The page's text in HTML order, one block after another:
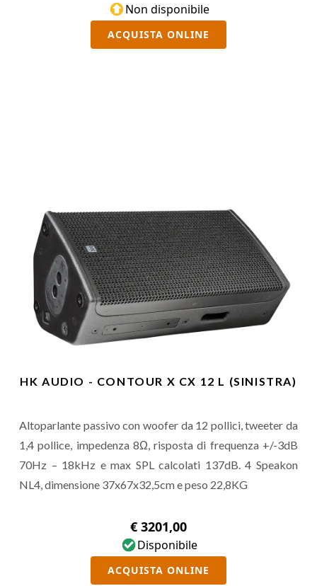
Non disponibile
ACQUISTA ONLINE
HK AUDIO - CONTOUR X CX 12 L (SINISTRA)
Altoparlante passivo con woofer da 12 pollici, tweeter da
1,4 pollice, impedenza 8Ω, risposta di frequenza +/-3dB
70Hz – 18kHz e max SPL calcolati 137dB. 4 Speakon
NL4, dimensione 37x67x32,5cm e peso 22,8KG
€ 3201,00
Disponibile
ACQUISTA ONLINE